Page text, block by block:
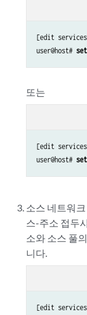
[edit
user@host#
또는
[edit
user@host#
소스 네트워
스-주소 접두
소와 소스 풀
니다.
[edit